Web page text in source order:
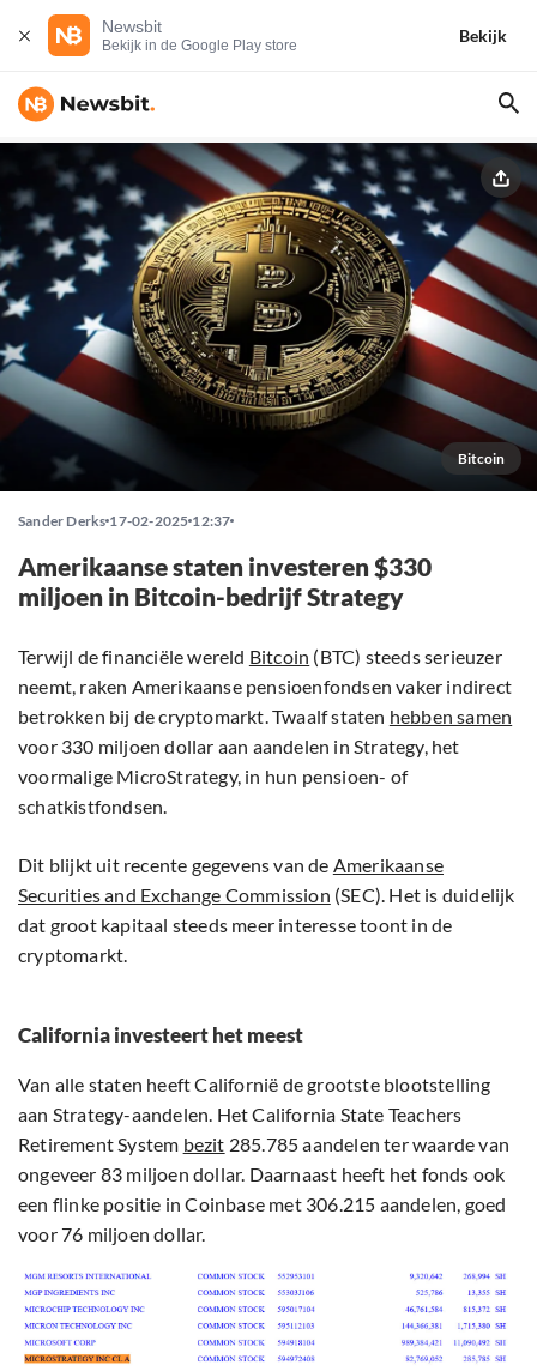
Newsbit
Bekijk in de Google Play store
Bekijk
Bitcoin
Sander Derks 17-02-2025 12:37
Amerikaanse staten investeren $330
miljoen in Bitcoin-bedrijf Strategy
Terwijl de financiële wereld Bitcoin (BTC) steeds serieuzer
neemt, raken Amerikaanse pensioenfondsen vaker indirect
betrokken bij de cryptomarkt. Twaalf staten hebben samen
voor 330 miljoen dollar aan aandelen in Strategy, het
voormalige MicroStrategy, in hun pensioen- of
schatkistfondsen.
Dit blijkt uit recente gegevens van de Amerikaanse
Securities and Exchange Commission (SEC). Het is duidelijk
dat groot kapitaal steeds meer interesse toont in de
cryptomarkt.
California investeert het meest
Van alle staten heeft Californië de grootste blootstelling
aan Strategy-aandelen. Het California State Teachers
Retirement System bezit 285.785 aandelen ter waarde van
ongeveer 83 miljoen dollar. Daarnaast heeft het fonds ook
een flinke positie in Coinbase met 306.215 aandelen, goed
voor 76 miljoen dollar.